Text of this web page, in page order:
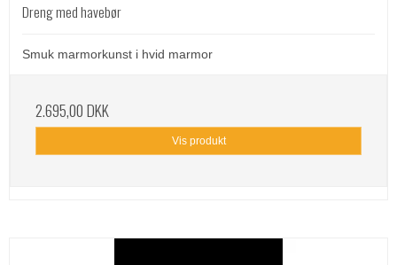
Dreng med havebør
Smuk marmorkunst i hvid marmor
2.695,00 DKK
Vis produkt